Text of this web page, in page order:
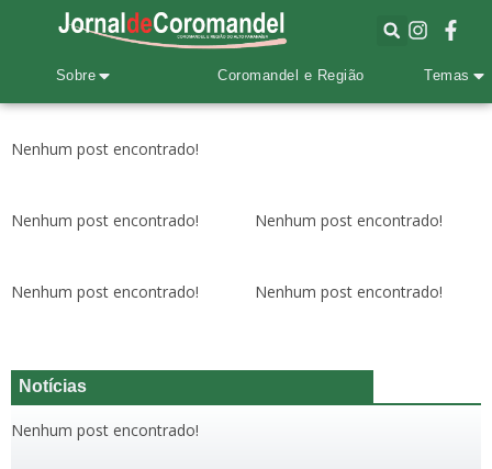
Sobre Coromandel e Região Temas
Nenhum post encontrado!
Nenhum post encontrado!
Nenhum post encontrado!
Nenhum post encontrado!
Nenhum post encontrado!
Notícias
Nenhum post encontrado!